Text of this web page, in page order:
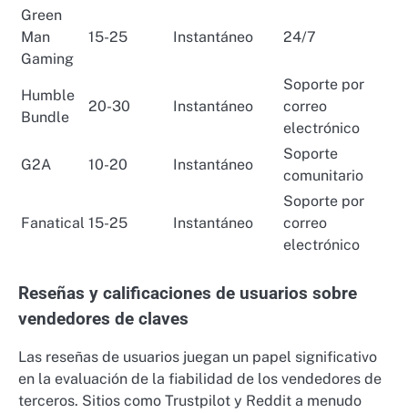
Green
Man
Gaming
15-25 Instantáneo 24/7
Humble
Bundle
20-30 Instantáneo
Soporte por
correo
electrónico
G2A 10-20 Instantáneo
Soporte
comunitario
Fanatical 15-25 Instantáneo
Soporte por
correo
electrónico
Reseñas y calificaciones de usuarios sobre
vendedores de claves
Las reseñas de usuarios juegan un papel significativo
en la evaluación de la fiabilidad de los vendedores de
terceros. Sitios como Trustpilot y Reddit a menudo